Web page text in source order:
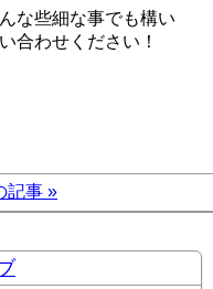
な些細な事でも構い
合わせください！
記事 »